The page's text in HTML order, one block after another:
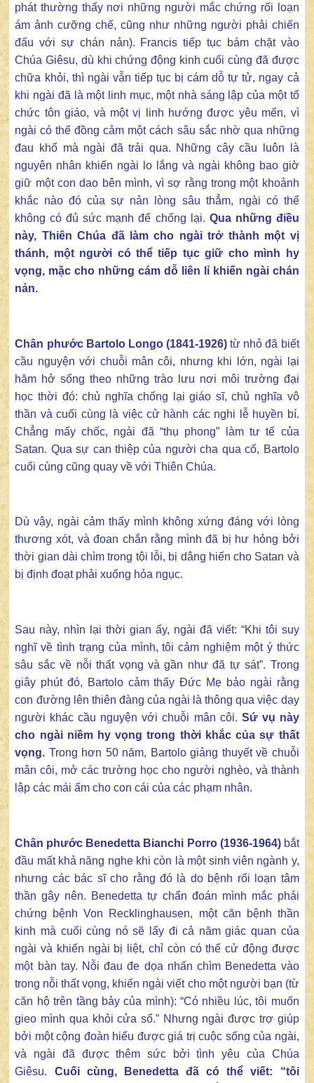
phát thường thấy nơi những người mắc chứng rối loạn
ám ảnh cưỡng chế, cũng như những người phải chiến
đấu với sự chán nản). Francis tiếp tục bám chặt vào
Chúa Giêsu, dù khi chứng động kinh cuối cùng đã được
chữa khỏi, thì ngài vẫn tiếp tục bị cám dỗ tự tử, ngay cả
khi ngài đã là một linh mục, một nhà sáng lập của một tổ
chức tôn giáo, và một vị linh hướng được yêu mến, vì
ngài có thể đồng cảm một cách sâu sắc nhờ qua những
đau khổ mà ngài đã trải qua. Những cây cầu luôn là
nguyên nhân khiến ngài lo lắng và ngài không bao giờ
giữ một con dao bên mình, vì sợ rằng trong một khoảnh
khắc nào đó của sự nản lòng sâu thẳm, ngài có thể
không có đủ sức mạnh để chống lại. Qua những điều
này, Thiên Chúa đã làm cho ngài trở thành một vị
thánh, một người có thể tiếp tục giữ cho mình hy
vọng, mặc cho những cám dỗ liên lỉ khiến ngài chán
nản.
Chân phước Bartolo Longo (1841-1926)từ nhỏ đã biết
cầu nguyện với chuỗi mân côi, nhưng khi lớn, ngài lại
hăm hở sống theo những trào lưu nơi môi trường đại
học thời đó: chủ nghĩa chống lại giáo sĩ, chủ nghĩa vô
thần và cuối cùng là việc cử hành các nghi lễ huyền bí.
Chẳng mấy chốc, ngài đã “thụ phong” làm tư tế của
Satan. Qua sự can thiệp của người cha qua cố, Bartolo
cuối cùng cũng quay về với Thiên Chúa.
Dù vậy, ngài cảm thấy mình không xứng đáng với lòng
thương xót, và đoan chắn rằng mình đã bị hư hỏng bởi
thời gian dài chìm trong tội lỗi, bị dâng hiến cho Satan và
bị định đoạt phải xuống hỏa ngục.
Sau này, nhìn lại thời gian ấy, ngài đã viết: “Khi tôi suy
nghĩ về tình trạng của mình, tôi cảm nghiệm một ý thức
sâu sắc về nỗi thất vọng và gần như đã tự sát”. Trong
giây phút đó, Bartolo cảm thấy Đức Mẹ bảo ngài rằng
con đường lên thiên đàng của ngài là thông qua việc dạy
người khác cầu nguyện với chuỗi mân côi. Sứ vụ này
cho ngài niềm hy vọng trong thời khắc của sự thất
vọng. Trong hơn 50 năm, Bartolo giảng thuyết về chuỗi
mân côi, mở các trường học cho người nghèo, và thành
lập các mái ấm cho con cái của các phạm nhân.
Chân phước Benedetta Bianchi Porro (1936-1964)bắt
đầu mất khả năng nghe khi còn là một sinh viên ngành y,
nhưng các bác sĩ cho rằng đó là do bệnh rối loạn tâm
thần gây nên. Benedetta tự chẩn đoán mình mắc phải
chứng bệnh Von Recklinghausen, một căn bệnh thần
kinh mà cuối cùng nó sẽ lấy đi cả năm giác quan của
ngài và khiến ngài bị liệt, chỉ còn có thể cử động được
một bàn tay. Nỗi đau đe dọa nhấn chìm Benedetta vào
trong nỗi thất vọng, khiến ngài viết cho một người bạn (từ
căn hộ trên tầng bảy của mình): “Có nhiều lúc, tôi muốn
gieo mình qua khỏi cửa sổ.” Nhưng ngài được trợ giúp
bởi một cộng đoàn hiểu được giá trị cuộc sống của ngài,
và ngài đã được thêm sức bởi tình yêu của Chúa
Giêsu. Cuối cùng, Benedetta đã có thể viết: “tôi